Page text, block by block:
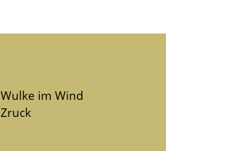
Wulke im Wind
Zruck